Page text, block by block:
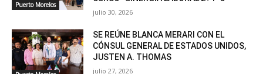
Puerto Morelos
julio 30, 2026
SE REÚNE BLANCA MERARI CON EL
CÓNSUL GENERAL DE ESTADOS UNIDOS,
JUSTEN A. THOMAS
julio 27, 2026